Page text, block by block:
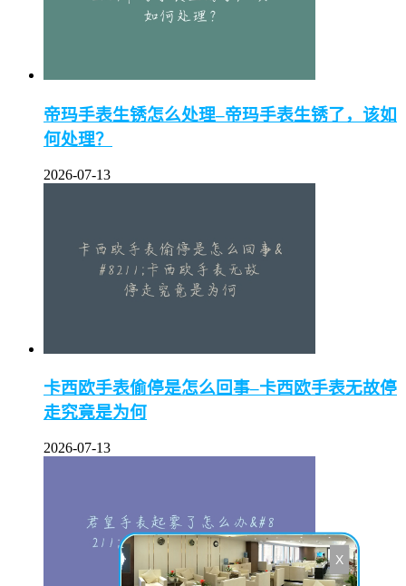
帝玛手表生锈怎么处理–帝玛手表生锈了，该如
何处理？
2026-07-13
卡西欧手表偷停是怎么回事–卡西欧手表无故停
走究竟是为何
2026-07-13
X